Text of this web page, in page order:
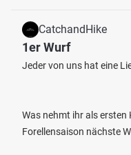
CatchandHike
1er Wurf
Jeder von uns hat eine
Was nehmt ihr als ersten
Forellensaison nächste